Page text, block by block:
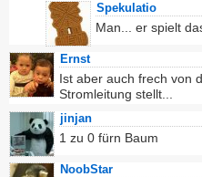
Spekulatio
Man... er spielt
Ernst
Ist aber auch frech von
Stromleitung stellt...
jinjan
1 zu 0 fürn Baum
NoobStar